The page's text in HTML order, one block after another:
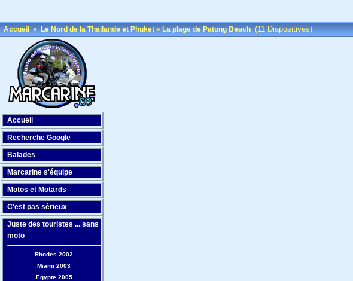
Accueil»Le Nord de la Thailande et Phuket»La plage de Patong Beach (11 Diapositives)
Accueil
Recherche Google
Balades
Marcarine s'équipe
Motos et Motards
C'est pas sérieux
Juste des touristes ... sans
moto
Rhodes 2002
Miami 2003
Egypte 2005